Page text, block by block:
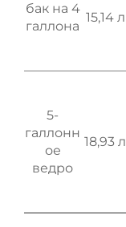
бак на 4
галлона
15,14 л
5-
галлонн
ое
ведро
18,93 л